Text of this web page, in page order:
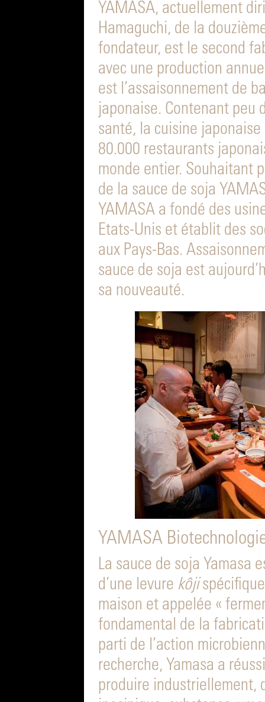
YAMASA, actuellement
Hamaguchi, de la
fondateur, est le second
avec une production
est l’assaisonnement de
japonaise. Contenant peu
santé, la cuisine
80.000 restaurants
monde entier. Souhaitant
de la sauce de soja
YAMASA a fondé des
Etats-Unis et établit des
aux Pays-Bas.
sauce de soja est
sa nouveauté.
YAMASA
La sauce de soja Yamasa
d’une levure kôji
maison et appelée «
fondamental de la
parti de l’action
recherche, Yamasa a
produire industriellement,